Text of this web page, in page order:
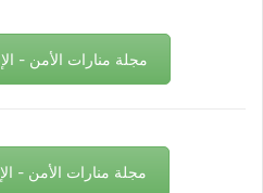
مجلة منارات الأمن -
مجلة منارات الأمن -